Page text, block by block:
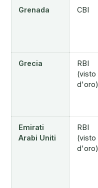
Grenada CBI
Grecia
RBI
(visto
d'oro)
Emirati
Arabi Uniti
RBI
(visto
d'oro)